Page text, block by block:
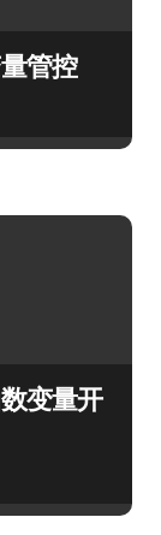
管控
变量开